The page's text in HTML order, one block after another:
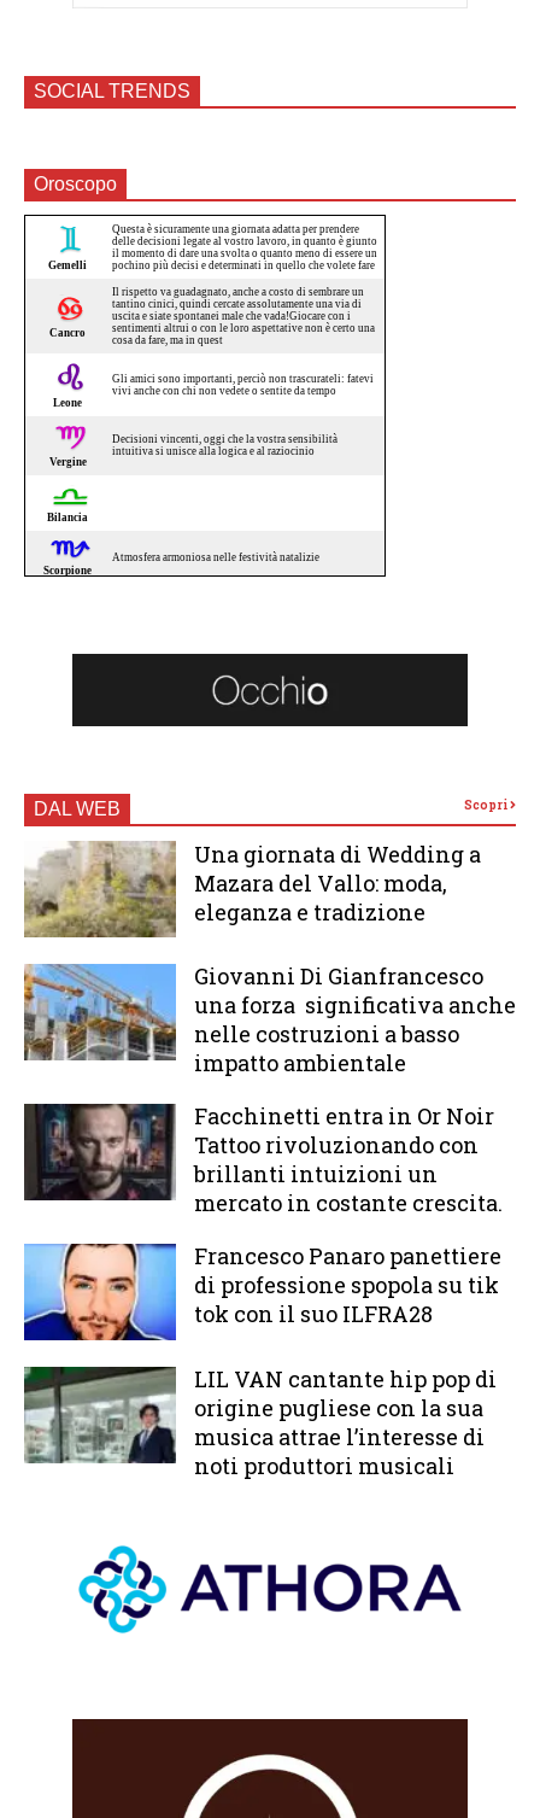
SOCIAL TRENDS
Oroscopo
DAL WEB Scopri
Una giornata di Wedding a
Mazara del Vallo: moda,
eleganza e tradizione
Giovanni Di Gianfrancesco
una forza significativa anche
nelle costruzioni a basso
impatto ambientale
Facchinetti entra in Or Noir
Tattoo rivoluzionando con
brillanti intuizioni un
mercato in costante crescita.
Francesco Panaro panettiere
di professione spopola su tik
tok con il suo ILFRA28
LIL VAN cantante hip pop di
origine pugliese con la sua
musica attrae l’interesse di
noti produttori musicali